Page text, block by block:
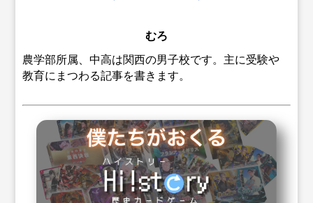
むろ
農学部所属、中高は関西の男子校です。主に受験や
教育にまつわる記事を書きます。